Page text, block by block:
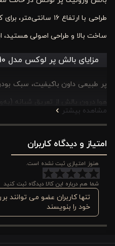
طراحی با ارتفاع
ساخت بالا و طراحی اصولی
مزایای بالش پر لوکس مدل 10 سانتی ورونیکا
پر طبیعی داون باکیفیت، سبک
هوا درون بالش از تعریق شبانه
بالشت پر ۱۰ سانتی‌
رنگ سفید کلاسیک و متریال
مشاهده بیشتر
امتیاز و دیدگاه کاربران
هنوز امتیازی ثبت نشده است.
شما هم درباره این کالا دیدگاه ثبت کنید
تنها کاربران عضو می توانند
خود را بنویسند